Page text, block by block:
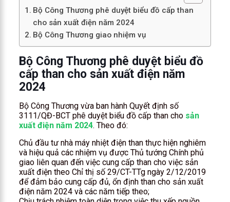
Bộ Công Thương phê duyệt biểu đồ cấp than
cho sản xuất điện năm 2024
Bộ Công Thương giao nhiệm vụ
Bộ Công Thương phê duyệt biểu đồ
cấp than cho sản xuất điện năm
2024
Bộ Công Thương vừa ban hành Quyết định số
3111/QĐ-BCT phê duyệt biểu đồ cấp than chosản
xuất điện năm 2024. Theo đó:
Chủ đầu tư nhà máy nhiệt điện than thực hiện nghiêm
và hiệu quả các nhiệm vụ được Thủ tướng Chính phủ
giao liên quan đến việc cung cấp than cho việc sản
xuất điện theo Chỉ thị số 29/CT-TTg ngày 2/12/2019
để đảm bảo cung cấp đủ, ổn định than cho sản xuất
điện năm 2024 và các năm tiếp theo;